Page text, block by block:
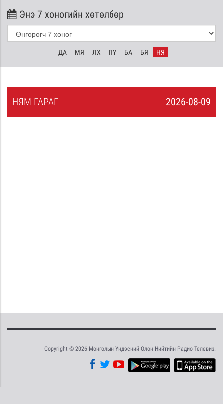
Энэ 7 хоногийн хөтөлбөр
ДА МЯ ЛХ ПҮ БА БЯ НЯ
2026-08-09
НЯМ ГАРАГ
Copyright © 2026 Монголын Үндэсний Олон Нийтийн Радио Телевиз.